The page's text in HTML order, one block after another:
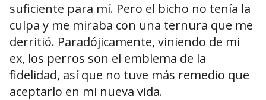
suficiente para mí. Pero el bicho no tenía la
culpa y me miraba con una ternura que me
derritió. Paradójicamente, viniendo de mi
ex, los perros son el emblema de la
fidelidad, así que no tuve más remedio que
aceptarlo en mi nueva vida.